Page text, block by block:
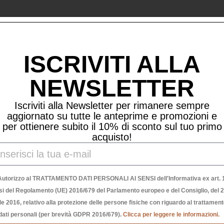
Prodotti Correlati
ISCRIVITI ALLA
NEWSLETTER
Iscriviti alla Newsletter per rimanere sempre
aggiornato su tutte le anteprime e promozioni e
per ottienere subito il 10% di sconto sul tuo primo
acquisto!
al TRATTAMENTO DATI PERSONALI AI SENSI dell'Informativa ex art.
del Regolamento (UE) 2016/679 del Parlamento europeo e del Consiglio, del
2016, relativo alla protezione delle persone fisiche con riguardo al
personali (per brevità GDPR 2016/679). Clicca per leggere le informazioni.